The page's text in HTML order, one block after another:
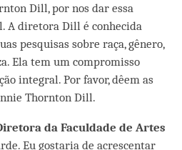
Dill, por nos dar essa
A diretora Dill é conhecida
pesquisas sobre raça, gênero,
Ela tem um compromisso
integral. Por favor, dêem as
Thornton Dill.
iretora da Faculdade de Artes
Eu gostaria de acrescentar